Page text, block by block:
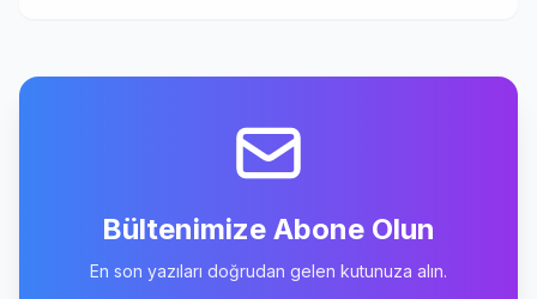
Bültenimize Abone Olun
En son yazıları doğrudan gelen kutunuza alın.